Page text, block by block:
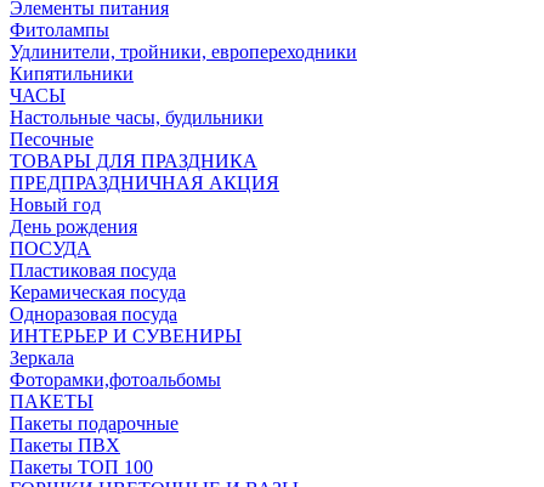
Элементы питания
Фитолампы
Удлинители, тройники, европереходники
Кипятильники
ЧАСЫ
Настольные часы, будильники
Песочные
ТОВАРЫ ДЛЯ ПРАЗДНИКА
ПРЕДПРАЗДНИЧНАЯ АКЦИЯ
Новый год
День рождения
ПОСУДА
Пластиковая посуда
Керамическая посуда
Одноразовая посуда
ИНТЕРЬЕР И СУВЕНИРЫ
Зеркала
Фоторамки,фотоальбомы
ПАКЕТЫ
Пакеты подарочные
Пакеты ПВХ
Пакеты ТОП 100